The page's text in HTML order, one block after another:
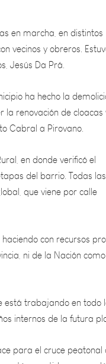
y obreros. Estuvo
Da Prá.
hecho la demolición
renovación de
a Pirovano.
donde verificó el
del barrio. Todas las
que viene por calle
con recursos propios
ni de la Nación como
en todo lo
de la futura
para el cruce
revestido, con